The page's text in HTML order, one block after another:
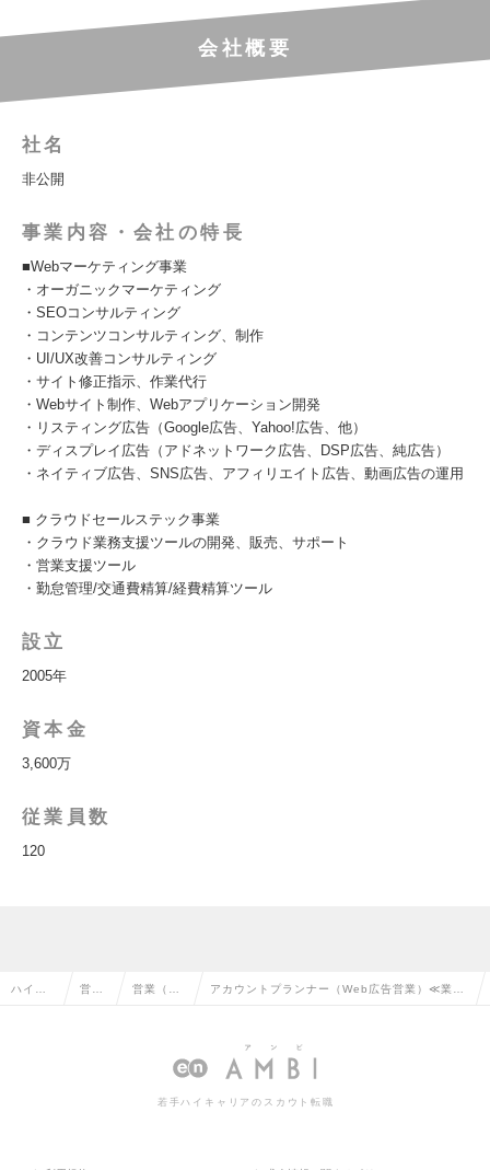
会社概要
社名
非公開
事業内容・会社の特長
■Webマーケティング事業
・オーガニックマーケティング
・SEOコンサルティング
・コンテンツコンサルティング、制作
・UI/UX改善コンサルティング
・サイト修正指示、作業代行
・Webサイト制作、Webアプリケーション開発
・リスティング広告（Google広告、Yahoo!広告、他）
・ディスプレイ広告（アドネットワーク広告、DSP広告、純広告）
・ネイティブ広告、SNS広告、アフィリエイト広告、動画広告の運用
■ クラウドセールステック事業
・クラウド業務支援ツールの開発、販売、サポート
・営業支援ツール
・勤怠管理/交通費精算/経費精算ツール
設立
2005年
資本金
3,600万
従業員数
120
ハイク 営業 営業（法 アカウントプランナー（Web広告営業）≪業界
連続表彰≫の求人情報
若手ハイキャリアのスカウト転職